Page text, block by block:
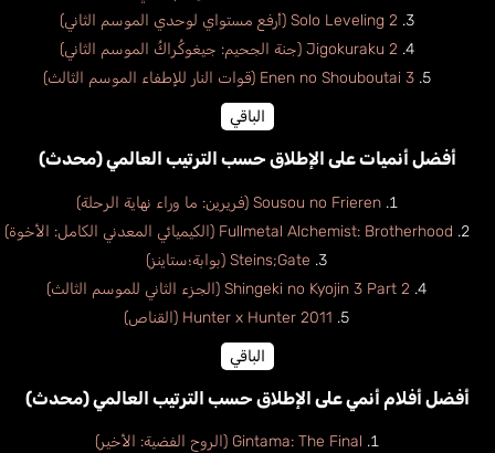
Solo Leveling 2 (أرفع مستواي لوحدي الموسم الثاني)
Jigokuraku 2 (جنة الجحيم: جيغوكُراكُ الموسم الثاني)
Enen no Shouboutai 3 (قوات النار للإطفاء الموسم الثالث)
الباقي
أفضل أنميات على الإطلاق حسب الترتيب العالمي (محدث)
Sousou no Frieren (فريرين: ما وراء نهاية الرحلة)
Fullmetal Alchemist: Brotherhood (الكيميائي المعدني الكامل: الأخوة)
Steins;Gate (بوابة؛ستاينز)
Shingeki no Kyojin 3 Part 2 (الجزء الثاني للموسم الثالث)
Hunter x Hunter 2011 (القناص)
الباقي
أفضل أفلام أنمي على الإطلاق حسب الترتيب العالمي (محدث)
Gintama: The Final (الروح الفضية: الأخير)